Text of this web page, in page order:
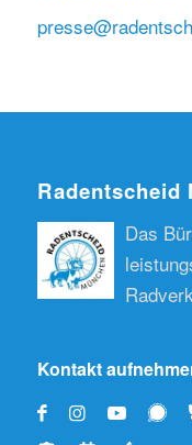
Radentscheid
Das
Kontakt